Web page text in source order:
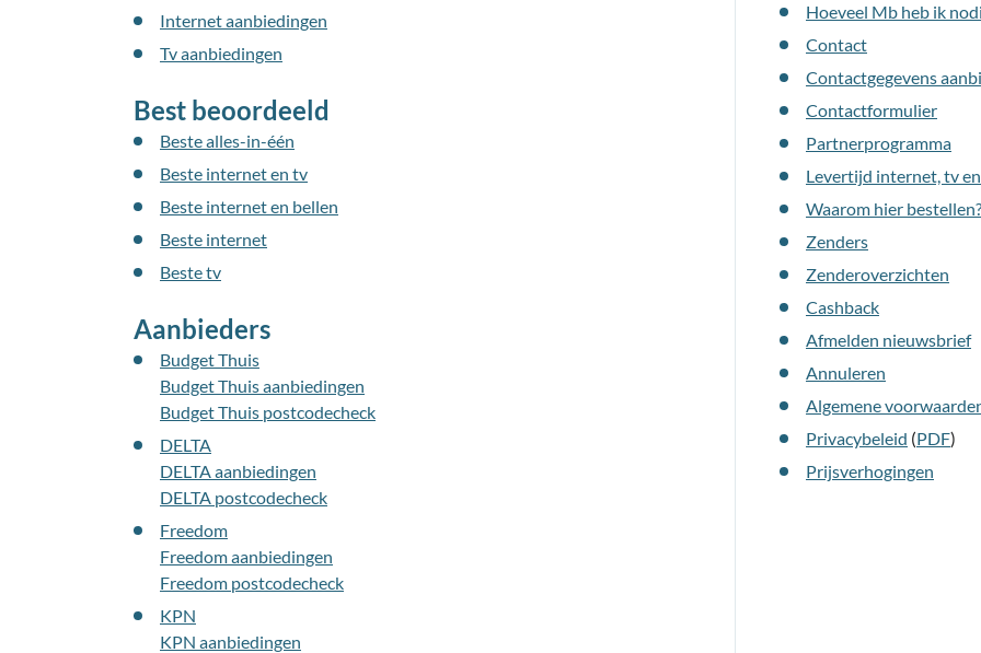
Internet aanbiedingen
Tv aanbiedingen
Best beoordeeld
Beste alles-in-één
Beste internet en tv
Beste internet en bellen
Beste internet
Beste tv
Aanbieders
Budget Thuis
Budget Thuis aanbiedingen
Budget Thuis postcodecheck
DELTA
DELTA aanbiedingen
DELTA postcodecheck
Freedom
Freedom aanbiedingen
Freedom postcodecheck
KPN
KPN aanbiedingen
Hoeveel Mb heb ik
Contact
Contactgegevens
Contactformulier
Partnerprogramma
Levertijd internet, tv
Waarom hier bestellen?
Zenders
Zenderoverzichten
Cashback
Afmelden nieuwsbrief
Annuleren
Algemene
Privacybeleid (PDF)
Prijsverhogingen